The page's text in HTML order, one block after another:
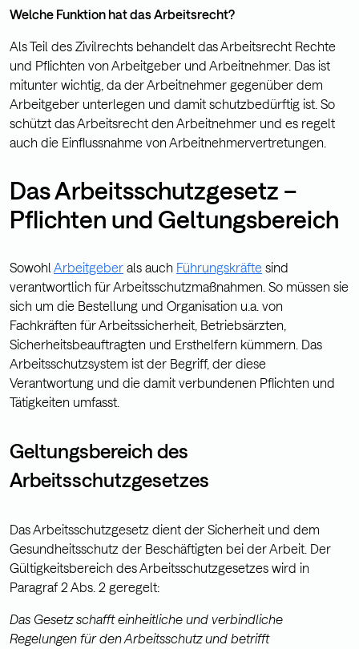
Welche Funktion hat das Arbeitsrecht?
Als Teil des Zivilrechts behandelt das Arbeitsrecht Rechte
und Pflichten von Arbeitgeber und Arbeitnehmer. Das ist
mitunter wichtig, da der Arbeitnehmer gegenüber dem
Arbeitgeber unterlegen und damit schutzbedürftig ist. So
schützt das Arbeitsrecht den Arbeitnehmer und es regelt
auch die Einflussnahme von Arbeitnehmervertretungen.
Das Arbeitsschutzgesetz –
Pflichten und Geltungsbereich
Sowohl Arbeitgeber als auch Führungskräfte sind
verantwortlich für Arbeitsschutzmaßnahmen. So müssen sie
sich um die Bestellung und Organisation u.a. von
Fachkräften für Arbeitssicherheit, Betriebsärzten,
Sicherheitsbeauftragten und Ersthelfern kümmern. Das
Arbeitsschutzsystem ist der Begriff, der diese
Verantwortung und die damit verbundenen Pflichten und
Tätigkeiten umfasst.
Geltungsbereich des
Arbeitsschutzgesetzes
Das Arbeitsschutzgesetz dient der Sicherheit und dem
Gesundheitsschutz der Beschäftigten bei der Arbeit. Der
Gültigkeitsbereich des Arbeitsschutzgesetzes wird in
Paragraf 2 Abs. 2 geregelt:
Das Gesetz schafft einheitliche und verbindliche
Regelungen für den Arbeitsschutz und betrifft